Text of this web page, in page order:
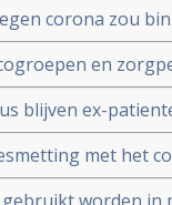
corona zou
van Erasmus MC
en
dr. Carla Peeters
blijven ex-
blijft
met het
en IgA